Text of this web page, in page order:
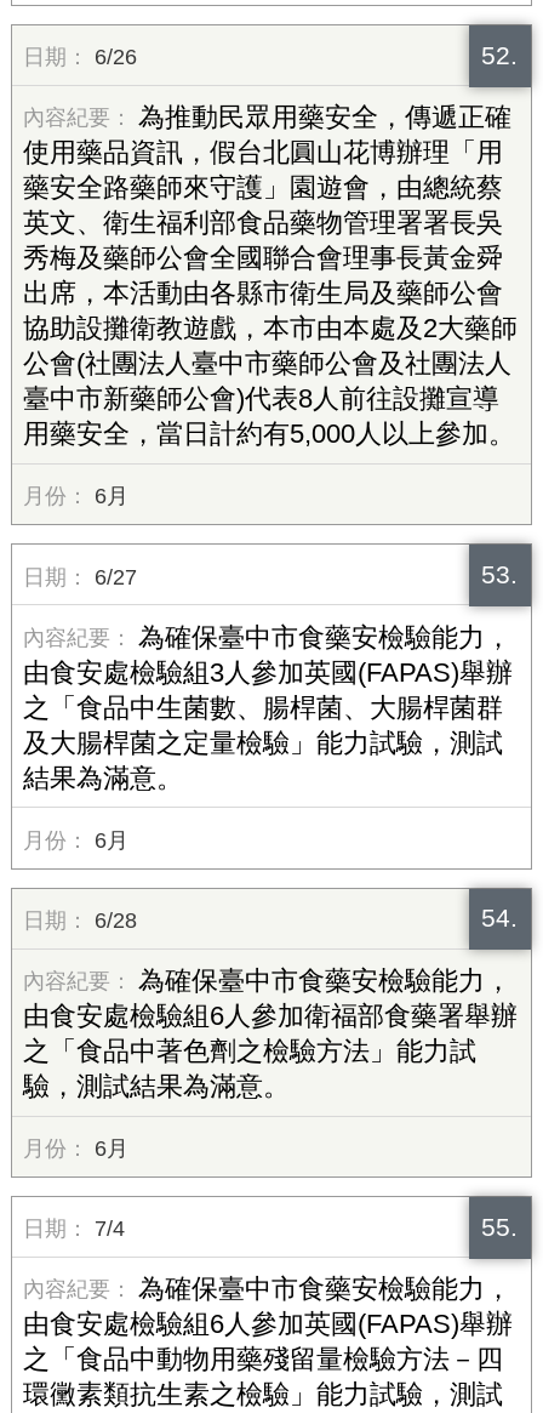
52.
6/26
為推動民眾用藥安全，傳遞正確
使用藥品資訊，假台北圓山花博辦理「用
藥安全路藥師來守護」園遊會，由總統蔡
英文、衛生福利部食品藥物管理署署長吳
秀梅及藥師公會全國聯合會理事長黃金舜
出席，本活動由各縣市衛生局及藥師公會
協助設攤衛教遊戲，本市由本處及2大藥師
公會(社團法人臺中市藥師公會及社團法人
臺中市新藥師公會)代表8人前往設攤宣導
用藥安全，當日計約有5,000人以上參加。
6月
53.
6/27
為確保臺中市食藥安檢驗能力，
由食安處檢驗組3人參加英國(FAPAS)舉辦
之「食品中生菌數、腸桿菌、大腸桿菌群
及大腸桿菌之定量檢驗」能力試驗，測試
結果為滿意。
6月
54.
6/28
為確保臺中市食藥安檢驗能力，
由食安處檢驗組6人參加衛福部食藥署舉辦
之「食品中著色劑之檢驗方法」能力試
驗，測試結果為滿意。
6月
55.
7/4
為確保臺中市食藥安檢驗能力，
由食安處檢驗組6人參加英國(FAPAS)舉辦
之「食品中動物用藥殘留量檢驗方法－四
環黴素類抗生素之檢驗」能力試驗，測試